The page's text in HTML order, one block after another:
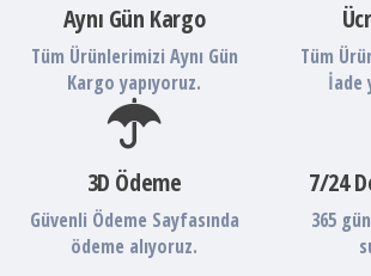
Aynı Gün Kargo
Tüm Ürünlerimizi Aynı Gün
Kargo yapıyoruz.
Tüm
İade
3D Ödeme
Güvenli Ödeme Sayfasında
ödeme alıyoruz.
7/24
365